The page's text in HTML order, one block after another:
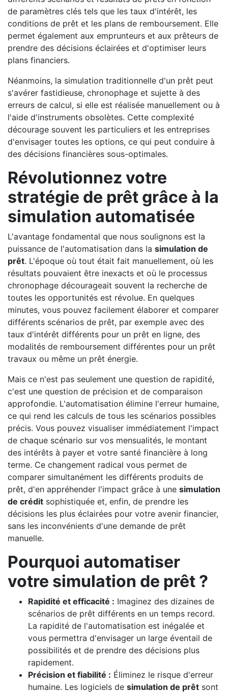
de paramètres clés tels que les taux d'intérêt, les
conditions de prêt et les plans de remboursement. Elle
permet également aux emprunteurs et aux prêteurs de
prendre des décisions éclairées et d'optimiser leurs
plans financiers.
Néanmoins, la simulation traditionnelle d'un prêt peut
s'avérer fastidieuse, chronophage et sujette à des
erreurs de calcul, si elle est réalisée manuellement ou à
l'aide d'instruments obsolètes. Cette complexité
décourage souvent les particuliers et les entreprises
d'envisager toutes les options, ce qui peut conduire à
des décisions financières sous-optimales.
Révolutionnez votre
stratégie de prêt grâce à la
simulation automatisée
L'avantage fondamental que nous soulignons est la
puissance de l'automatisation dans la simulation de
prêt. L'époque où tout était fait manuellement, où les
résultats pouvaient être inexacts et où le processus
chronophage décourageait souvent la recherche de
toutes les opportunités est révolue. En quelques
minutes, vous pouvez facilement élaborer et comparer
différents scénarios de prêt, par exemple avec des
taux d'intérêt différents pour un prêt en ligne, des
modalités de remboursement différentes pour un prêt
travaux ou même un prêt énergie.
Mais ce n'est pas seulement une question de rapidité,
c'est une question de précision et de comparaison
approfondie. L'automatisation élimine l'erreur humaine,
ce qui rend les calculs de tous les scénarios possibles
précis. Vous pouvez visualiser immédiatement l'impact
de chaque scénario sur vos mensualités, le montant
des intérêts à payer et votre santé financière à long
terme. Ce changement radical vous permet de
comparer simultanément les différents produits de
prêt, d'en appréhender l'impact grâce à une simulation
de crédit sophistiquée et, enfin, de prendre les
décisions les plus éclairées pour votre avenir financier,
sans les inconvénients d'une demande de prêt
manuelle.
Pourquoi automatiser
votre simulation de prêt ?
Rapidité et efficacité : Imaginez des dizaines de
scénarios de prêt différents en un temps record.
La rapidité de l'automatisation est inégalée et
vous permettra d'envisager un large éventail de
possibilités et de prendre des décisions plus
rapidement.
Précision et fiabilité : Éliminez le risque d'erreur
humaine. Les logiciels de simulation de prêt sont